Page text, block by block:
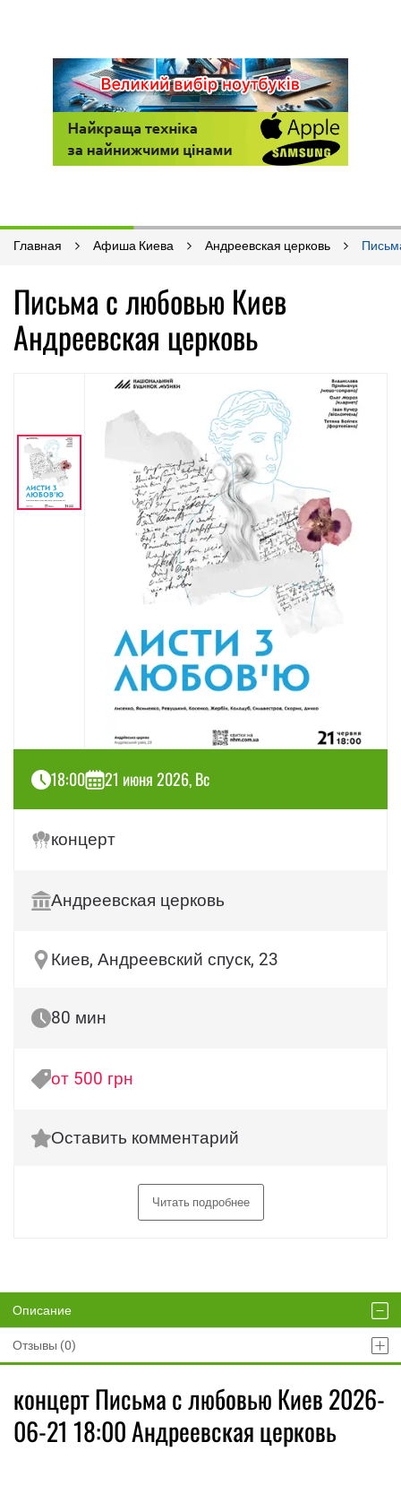
Главная Афиша Киева Андреевская церковь
Письма с любовью Киев
Андреевская церковь
18:00 21 июня 2026, Вс
концерт
Андреевская церковь
Киев, Андреевский спуск, 23
80 мин
от 500 грн
Оставить комментарий
Читать подробнее
Описание
Отзывы (0)
концерт Письма с любовью Киев 2026-
06-21 18:00 Андреевская церковь